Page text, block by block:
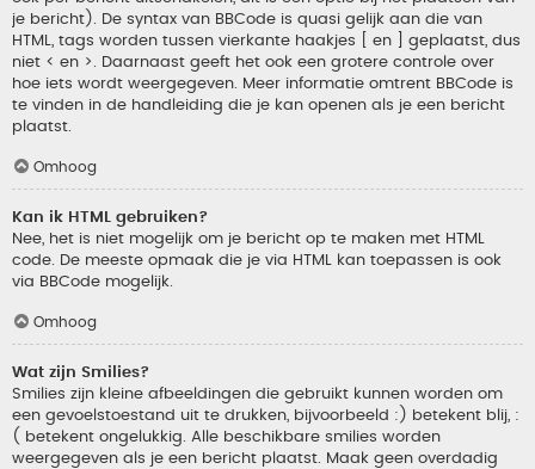
je bericht). De syntax van BBCode is quasi gelijk aan die van
HTML, tags worden tussen vierkante haakjes [ en ] geplaatst, dus
niet < en >. Daarnaast geeft het ook een grotere controle over
hoe iets wordt weergegeven. Meer informatie omtrent BBCode is
te vinden in de handleiding die je kan openen als je een bericht
plaatst.
Omhoog
Kan ik HTML gebruiken?
Nee, het is niet mogelijk om je bericht op te maken met HTML
code. De meeste opmaak die je via HTML kan toepassen is ook
via BBCode mogelijk.
Omhoog
Wat zijn Smilies?
Smilies zijn kleine afbeeldingen die gebruikt kunnen worden om
een gevoelstoestand uit te drukken, bijvoorbeeld :) betekent blij, :
( betekent ongelukkig. Alle beschikbare smilies worden
weergegeven als je een bericht plaatst. Maak geen overdadig